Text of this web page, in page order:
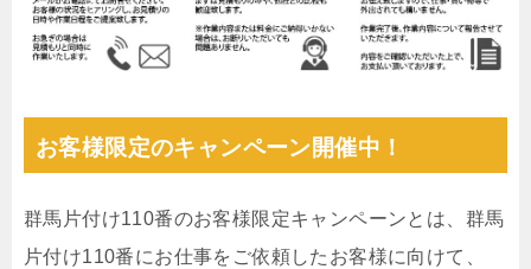
お客様限定のキャンペーン開催中！
群馬片付け110番のお客様限定キャンペーンとは、群馬
片付け110番にお仕事をご依頼したお客様に向けて、